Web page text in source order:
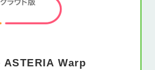
ASTERIA Warp